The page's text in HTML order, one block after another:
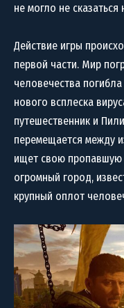
не могло не сказаться
Действие игры
первой части. Мир
человечества
нового всплеска
путешественник и
перемещается между
ищет свою пропавшую
огромный город,
крупный оплот